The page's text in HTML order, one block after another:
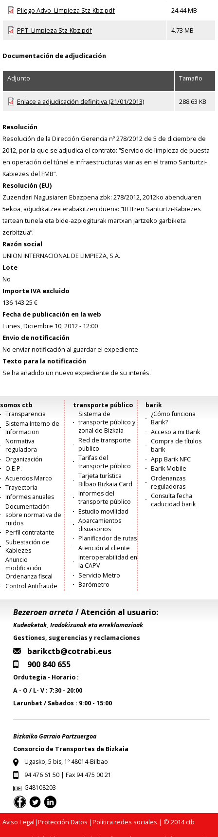
Pliego Advo_Limpieza Stz-Kbz.pdf 24.44 MB
PPT_Limpieza Stz-Kbz.pdf 4.73 MB
Documentación de adjudicación
Adjunto Tamaño
Enlace a adjudicación definitiva (21/01/2013) 288.63 KB
Resolución
Resolución de la Dirección Gerencia nº 278/2012 de 5 de diciembre de
2012, por la que se adjudica el contrato: “Servicio de limpieza de puesta
en operación del túnel e infraestructuras viarias en el tramo Santurtzi-
Kabiezes del FMB”.
Resolución (EU)
Zuzendari Nagusiaren Ebazpena zbk: 278/2012, 2012ko abenduaren
5ekoa, adjudikatzea erabakitzen duena: “BHTren Santurtzi-Kabiezes
tartean tunela eta bide-azpiegiturak martxan jartzeko garbiketa
zerbitzua”.
Razón social
UNION INTERNACIONAL DE LIMPIEZA, S.A.
Lote
No
Importe IVA excluido
136 143.25 €
Fecha de publicación en la web
Lunes, Diciembre 10, 2012 - 12:00
Envio de notificación
No enviar notificación al guardar el expediente
Texto para la notificación
Se ha añadido un nuevo expediente de su interés.
Menú
principal
somos ctb
Transparencia
Sistema Interno de
Informacion
Normativa
reguladora
Organización
O.E.P.
Acuerdos Marco
Trayectoria
Informes anuales
Documentación
sobre normativa de
ruidos
Perfil contratante
Subestación de
Kabiezes
Anuncio
modificación
Ordenanza fiscal
Control Antifraude
transporte público
Sistema de
transporte público y
zonal de Bizkaia
Red de transporte
público
Tarifas del
transporte público
Tarjeta turística
Bilbao Bizkaia Card
Informes del
transporte público
Estudio movilidad
Aparcamientos
disuasorios
Planificador de rutas
Atención al cliente
Interoperabilidad en
la CAPV
Servicio Metro
Barómetro
barik
¿Cómo funciona
Barik?
Acceso a mi Barik
Compra de títulos
barik
App Barik NFC
Barik Mobile
Ordenanzas
reguladoras
Consulta fecha
caducidad barik
Bezeroen arreta/ Atención al usuario:
Kudeaketak, Iradokizunak eta erreklamazioak
Gestiones, sugerencias y reclamaciones
barikctb@cotrabi.eus
900 840 655
Ordutegia - Horario :
A - O / L- V : 7:30 - 20:00
Larunbat / Sabados : 9:00 - 15:00
Bizkaiko Garraio Partzuergoa
Consorcio de Transportes de Bizkaia
Ugasko, 5 bis, 1º 48014-Bilbao
94 476 61 50 | Fax 94 475 00 21
G48108203
Aviso Legal|Protección Datos |Política redes sociales | © 2014 ctb